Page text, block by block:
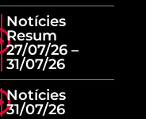
Notícies
Resum
27/07/26 –
31/07/26
Notícies
31/07/26